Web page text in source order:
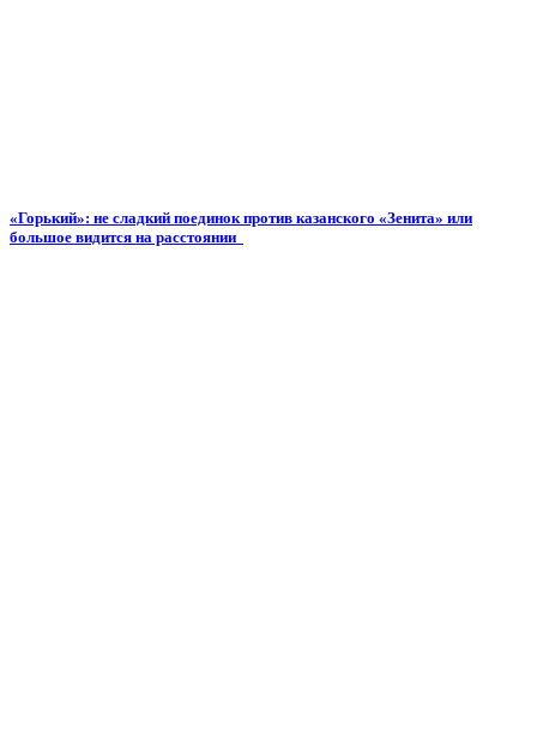
«Горький»: не сладкий поединок против казанского «Зенита» или
большое видится на расстоянии